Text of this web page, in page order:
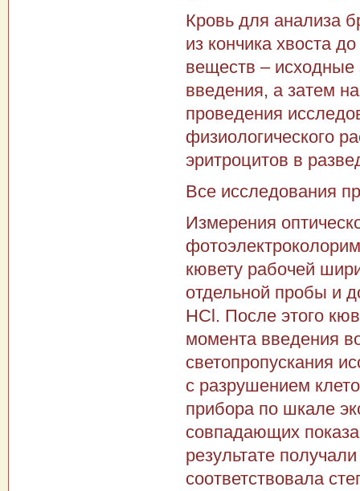
Кровь для анализа
из кончика хвоста
веществ – исходные
введения, а затем
проведения
физиологического
эритроцитов в
Все исследования
Измерения
кювету рабочей
отдельной пробы и
HCl. После этого
момента введения
светопропускания
с разрушением
прибора по шкале
совпадающих
результате
соответствовала